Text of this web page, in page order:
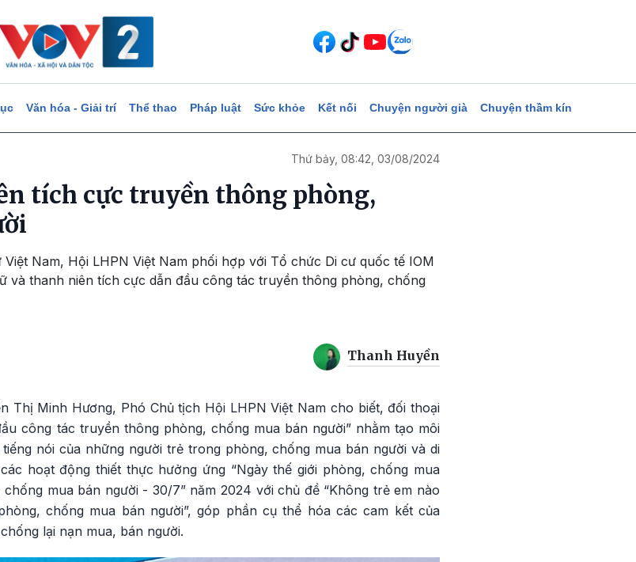
Văn hóa - Giải trí Thể thao Pháp luật Sức khỏe Kết nối Chuyện người già Chuyện thầm kín
Thứ bảy, 08:42, 03/08/2024
tích cực truyền thông phòng,
Việt Nam, Hội LHPN Việt Nam phối hợp với Tổ chức Di cư quốc tế IOM
và thanh niên tích cực dẫn đầu công tác truyền thông phòng, chống
Thanh Huyền
Thị Minh Hương, Phó Chủ tịch Hội LHPN Việt Nam cho biết, đối thoại
công tác truyền thông phòng, chống mua bán người” nhằm tạo môi
nói của những người trẻ trong phòng, chống mua bán người và di
hoạt động thiết thực hưởng ứng “Ngày thế giới phòng, chống mua
mua bán người - 30/7” năm 2024 với chủ đề “Không trẻ em nào
chống mua bán người”, góp phần cụ thể hóa các cam kết của
lại nạn mua, bán người.